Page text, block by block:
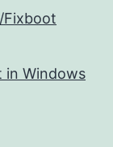
Fixboot
in Windows